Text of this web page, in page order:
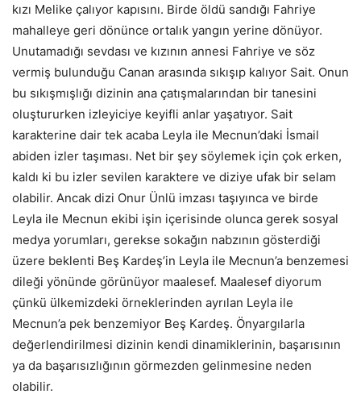
kızı Melike çalıyor kapısını. Birde öldü sandığı Fahriye
mahalleye geri dönünce ortalık yangın yerine dönüyor.
Unutamadığı sevdası ve kızının annesi Fahriye ve söz
vermiş bulunduğu Canan arasında sıkışıp kalıyor Sait. Onun
bu sıkışmışlığı dizinin ana çatışmalarından bir tanesini
oluştururken izleyiciye keyifli anlar yaşatıyor. Sait
karakterine dair tek acaba Leyla ile Mecnun’daki İsmail
abiden izler taşıması. Net bir şey söylemek için çok erken,
kaldı ki bu izler sevilen karaktere ve diziye ufak bir selam
olabilir. Ancak dizi Onur Ünlü imzası taşıyınca ve birde
Leyla ile Mecnun ekibi işin içerisinde olunca gerek sosyal
medya yorumları, gerekse sokağın nabzının gösterdiği
üzere beklenti Beş Kardeş’in Leyla ile Mecnun’a benzemesi
dileği yönünde görünüyor maalesef. Maalesef diyorum
çünkü ülkemizdeki örneklerinden ayrılan Leyla ile
Mecnun’a pek benzemiyor Beş Kardeş. Önyargılarla
değerlendirilmesi dizinin kendi dinamiklerinin, başarısının
ya da başarısızlığının görmezden gelinmesine neden
olabilir.